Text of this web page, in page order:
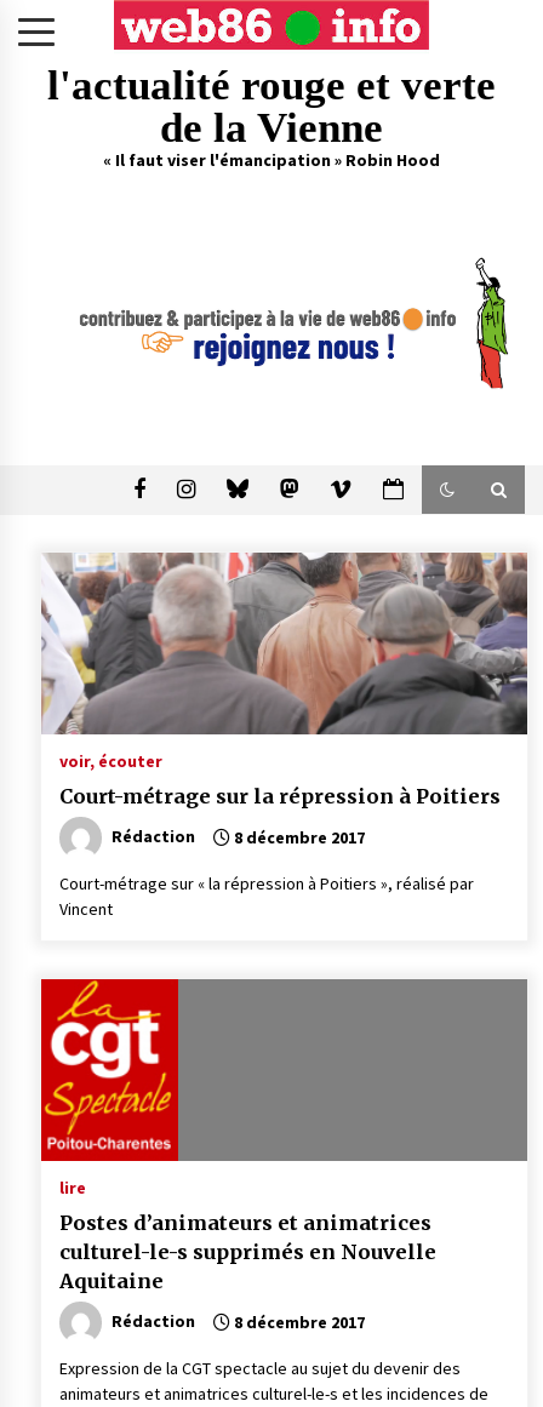
l'actualité rouge et verte
de la Vienne
« Il faut viser l'émancipation » Robin Hood
voir, écouter
Court-métrage sur la répression à Poitiers
Rédaction 8 décembre 2017
Court-métrage sur « la répression à Poitiers », réalisé par
Vincent
lire
Postes d’animateurs et animatrices
culturel-le-s supprimés en Nouvelle
Aquitaine
Rédaction 8 décembre 2017
Expression de la CGT spectacle au sujet du devenir des
animateurs et animatrices culturel-le-s et les incidences de